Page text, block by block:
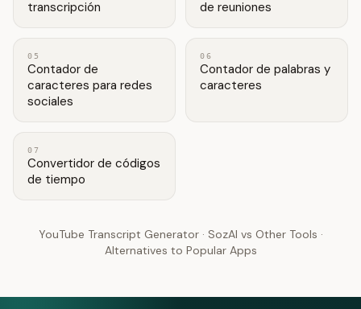
transcripción
de reuniones
05
Contador de
caracteres para redes
sociales
06
Contador de palabras y
caracteres
07
Convertidor de códigos
de tiempo
YouTube Transcript Generator· SozAI vs Other Tools ·
Alternatives to Popular Apps